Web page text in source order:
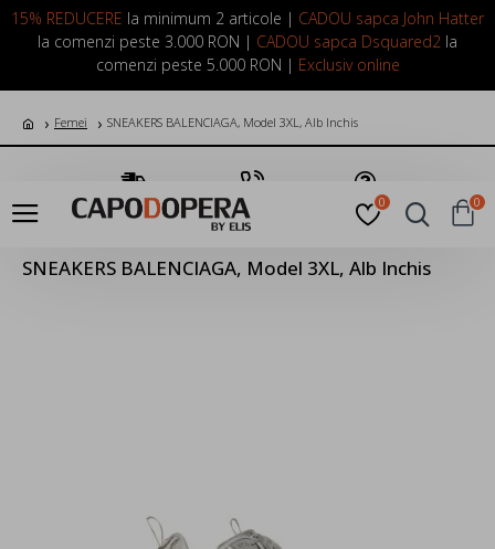
15% REDUCERE la minimum 2 articole | CADOU sapca John Hatter
la comenzi peste 3.000 RON | CADOU sapca Dsquared2 la
comenzi peste 5.000 RON | Exclusiv online
LOGIN INREGISTRARE
0 0
Femei SNEAKERS BALENCIAGA, Model 3XL, Alb Inchis
Transport Gratuit Suna Acum Pune o Intrebare
SNEAKERS BALENCIAGA, Model 3XL, Alb Inchis